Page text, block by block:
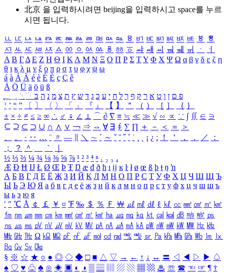
北京 을 입력하시려면 beijing을 입력하시고 space를 누르
시면 됩니다.
ㅥ ㅦ ㅧ ㅨ ㅩ ㅪ ㅫ ㅬ ㅭ ㅮ ㅯ ㅰ ㅱ ㅲ ㅳ ㅴ ㅵ ㅶ ㅷ ㅸ
ㅹ
ㅺ ㅻ ㅼ ㅽ ㅾ ㅿ ㆀ ㆁ ㆂ ㆃ ㆄ ㆅ ㆆ ㆇ ㆈ ㆉ ㆊ ㆋ ㆌ ㆍ
ㆎ
Α Β ΓΔ Ε Ζ Η Θ Ι ΚΛ Μ Ν Ξ Ο Π Ρ Σ ΤΥ Φ Χ Ψ Ω α β γ δ ε ζ η
θ ι κ λ μ ν ξ ο π ρ σ τ υ φ χ ψ ω
á à Á À é è É È ç Ç ê
Ä Ö Ü ä ö ü ß
ִֶֹ ֻּ ׁׂ פ ם ן ו ט א ר ק ף ך ל ח י ע כ ג ד ש ץ ת צ מ נ ה ב
‘ ’ “ ” 〔 〕 〈 〉 「 」 『 』 【 】 ＂ （ ） ［ ］ ｛ ｝
± × ÷ ≠ ≤ ≥ ∞ ∴ ♂ ♀ ∠ ⊥ ⌒ ∂ ∇ ≡ ≒ ≪ ≫ √ ∽ ∝ ∵ ∫ ∬ ∈ ∋
⊆ ⊇ ⊂ ⊃ ∪ ∩ ∧ ∨ ￢ ⇒ ⇔ ∀ ∃ ∮ ∑ ∏ ＋ － ＜ ＝
＞
、
。 · ‥ … ¨ 〃 ― ＼ ∼ ´ ～ ˇ ˘ ˝ ˚ ˙ ¸ ¡ ¿ ː ！ ＇ ， ． ／
：
；
？ ＾ ｀
½ ⅓ ⅔ ¼ ¾ ⅛ ⅜ ⅝ ⅞ ¹ ² ³ ⁴ ⁿ ₁ ₂ ₃ ₄
Æ Ð Ħ Ĳ Ł Ø Œ Þ Ŧ Ŋ æ đ ð ħ ı ĳ ĸ ŀ ł ø œ ß þ ŧ ŋ ŉ
А Б В Г Д Е Ё Ж З И Й К Л М Н О П Р С Т У Ф Х Ц Ч Ш Щ Ъ
Ы Ь Э Ю Я а б в г д е ё ж з и й к л м н о п р с т у ф х ц ч ш щ ъ
ы ь э ю я
′ ″ ℃ Å ￠ ￡ ￥ ¤ ℉ ‰ ＄ ％ Ｆ ￦ ㎕ ㎖ ㎗ ℓ ㎘ ㏄ ㎣ ㎤ ㎥ ㎦
㎙ ㎚ ㎛ ㎜ ㎝ ㎞ ㎟ ㎠ ㎡ ㎢ ㏊ ㎍ ㎎ ㎏ ㏏ ㎈ ㎉ ㏈ ㎧ ㎨ ㎰
㎱ ㎲ ㎳ ㎴ ㎵ ㎶ ㎷ ㎸ ㎹ ㎀ ㎁ ㎂ ㎃ ㎄ ㎺ ㎻ ㎽ ㎾ ㎿ ㎐ ㎑
㎒ ㎓ ㎔ Ω ㏀ ㏁ ㎊ ㎋ ㎌ ㏖ ㏅ ㎭ ㎮ ㎯ ㏛ ㎩ ㎪ ㎫ ㎬ ㏝ ㏐
㏓
㏃ ㏉ ㏜ ㏆
§ ※ ☆ ★ ○ ● ◎ ◇ ◆ □ ■ △ ▽ → ← ↑ ↓ ↔ 〓 ◁ ◀ ▷ ▶ ♤
♠ ♡ ♥ ♧ ♣ ⊙ ◈ ▣ ◐ ◑ ▒ ▤ ▨ ▧ ▦ ▩ ♨ ☏ ☎ ☜ ☞ ¶ †